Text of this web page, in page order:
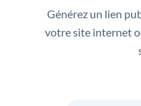
Générez un lien
votre site internet